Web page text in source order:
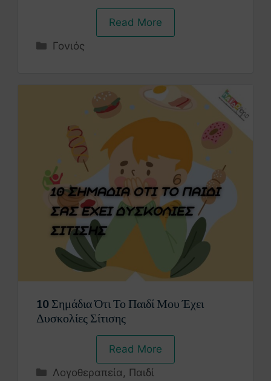
Read More
Γονιός
10 Σημάδια Ότι Το Παιδί Μου Έχει
Δυσκολίες Σίτισης
Read More
Λογοθεραπεία, Παιδί